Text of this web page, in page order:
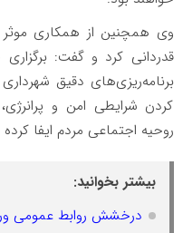
وی همچنین از همکاری موثر
قدردانی کرد و گفت:
برنامه‌ریزی‌های دقیق
کردن شرایطی امن و
روحیه اجتماعی مردم ایفا
بیشتر بخوانید:
درخشش روابط عمومی